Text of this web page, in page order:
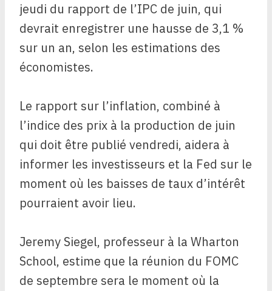
jeudi du rapport de l’IPC de juin, qui
devrait enregistrer une hausse de 3,1 %
sur un an, selon les estimations des
économistes.
Le rapport sur l’inflation, combiné à
l’indice des prix à la production de juin
qui doit être publié vendredi, aidera à
informer les investisseurs et la Fed sur le
moment où les baisses de taux d’intérêt
pourraient avoir lieu.
Jeremy Siegel, professeur à la Wharton
School, estime que la réunion du FOMC
de septembre sera le moment où la